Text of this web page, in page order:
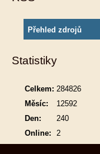
Přehled zdrojů
Statistiky
Online: 2
Celkem: 284826
Měsíc:
12592
Den:
240